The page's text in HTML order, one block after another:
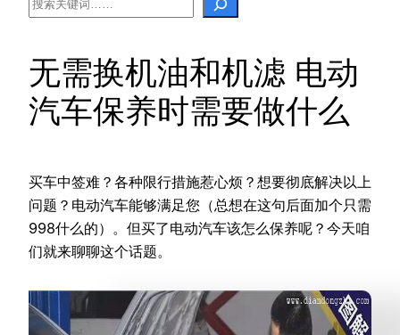
无需换机油和机滤 电动
汽车保养时需要做什么
买车中签难？各种限行措施惹心烦？想要彻底解决以上
问题？电动汽车能够满足您（总想在这句后面加个只需
998什么的）。但买了电动汽车该怎么保养呢？今天咱
们就来聊聊这个话题。